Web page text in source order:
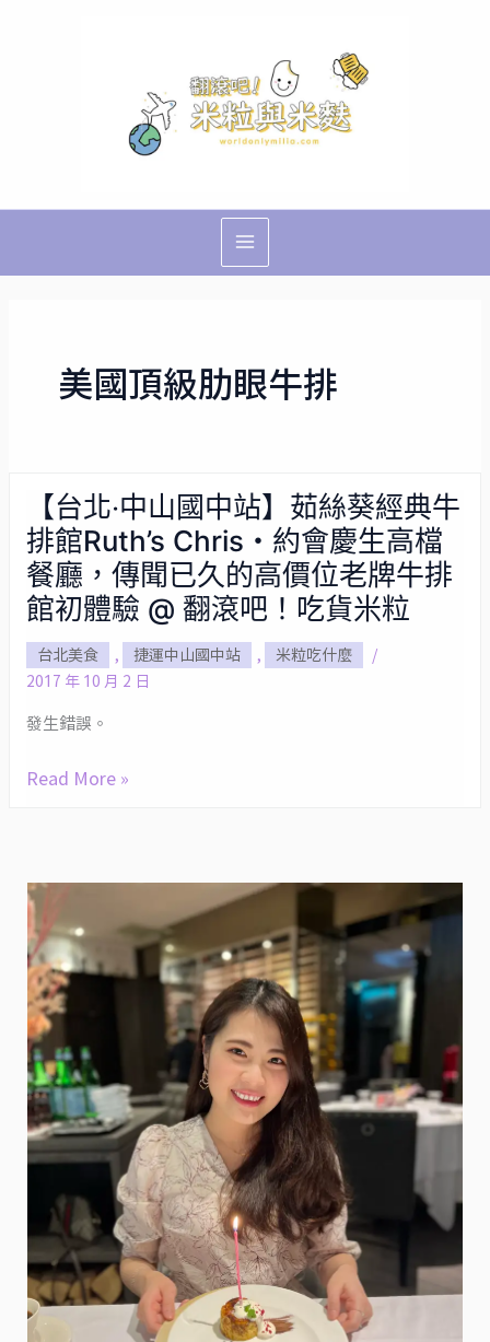
Menu
美國頂級肋眼牛排
【台北‧中山國中站】茹絲葵經典牛
排館Ruth’s Chris・約會慶生高檔
餐廳，傳聞已久的高價位老牌牛排
館初體驗 @ 翻滾吧！吃貨米粒
台北美食 , 捷運中山國中站 , 米粒吃什麼
/
2017 年 10 月 2 日
發生錯誤。
【台
北‧
中
山
國
中
站】
茹
葵
排
館
Ruth’s
Chris・
約
會
慶
生
高
廳，
傳
聞
已
Read More »